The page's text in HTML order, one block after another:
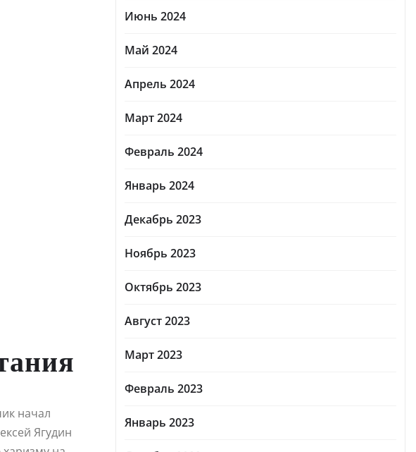
начал
Ягудин
Июнь 2024
Май 2024
Апрель 2024
Март 2024
Февраль 2024
Январь 2024
Декабрь 2023
Ноябрь 2023
Октябрь 2023
Август 2023
Март 2023
Февраль 2023
Январь 2023